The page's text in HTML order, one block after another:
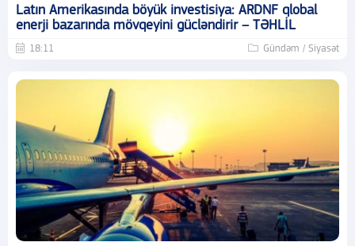
Latın Amerikasında böyük investisiya: ARDNF qlobal
enerji bazarında mövqeyini gücləndirir – TƏHLİL
18:11 Gündəm / Siyasət